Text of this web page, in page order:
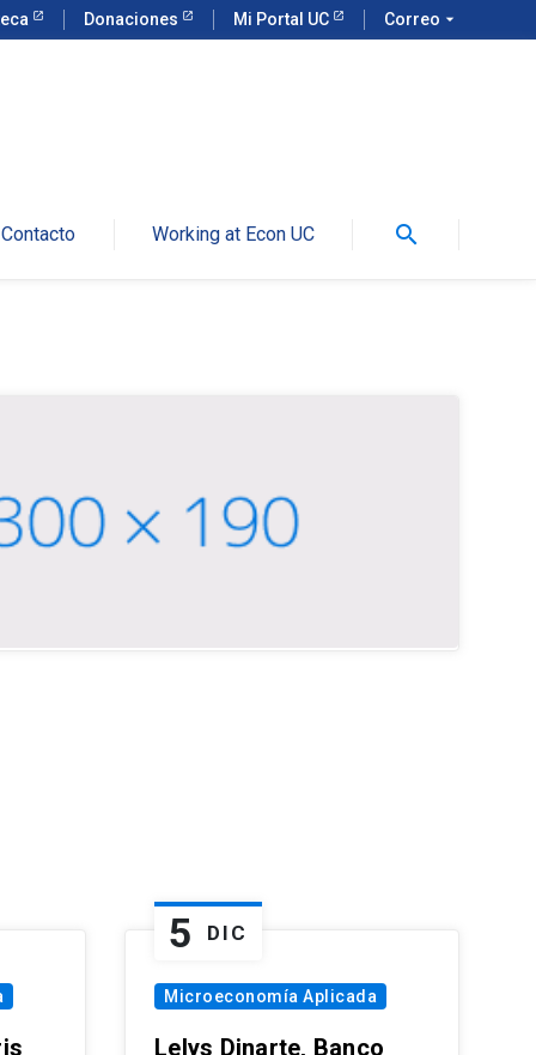
Donaciones Mi Portal UC Correo arrow_drop_down
Contacto Working at Econ UC search
5 DIC
Microeconomía Aplicada
Lelys Dinarte, Banco